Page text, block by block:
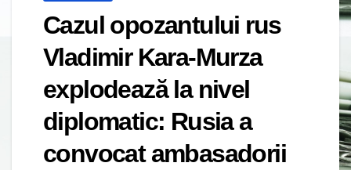
Cazul opozantului rus
Vladimir Kara-Murza
explodează la nivel
diplomatic: Rusia a
convocat ambasadorii